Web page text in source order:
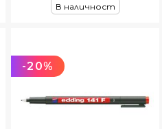
В наличност
-20%